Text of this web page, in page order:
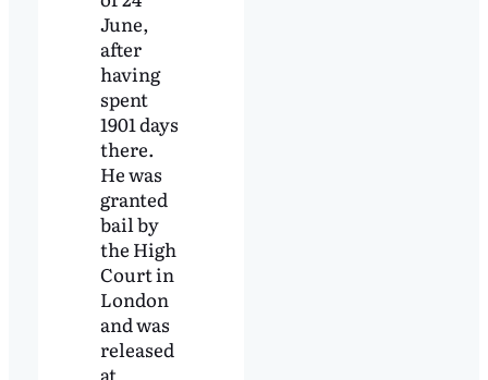
June,
after
having
spent
1901 days
there.
He was
granted
bail by
the High
Court in
London
and was
released
at